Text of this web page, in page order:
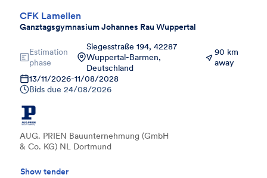
CFK Lamellen
Ganztagsgymnasium Johannes Rau Wuppertal
Estimation
phase
Siegesstraße 194, 42287
Wuppertal-Barmen,
Deutschland
90 km
away
13/11/2026-11/08/2028
Bids due 24/08/2026
AUG. PRIEN Bauunternehmung (GmbH
& Co. KG) NL Dortmund
Show tender